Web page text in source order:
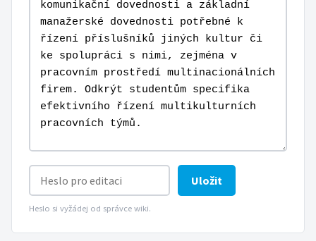
Uložit
Heslo si vyžádej od správce wiki.